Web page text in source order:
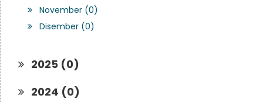
November (0)
Disember (0)
2025 (0)
2024 (0)